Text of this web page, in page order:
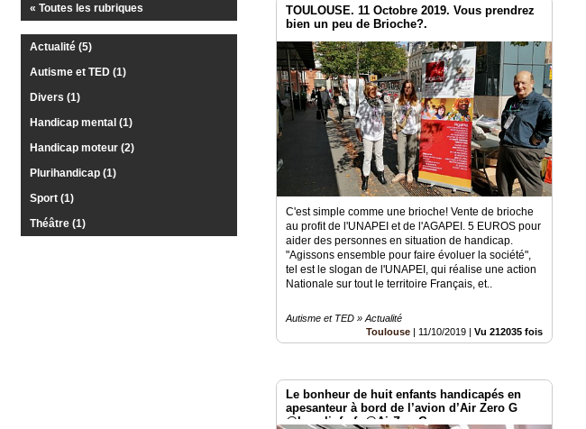
TvLocale
France
RUBRIQUES
Agenda
Gazette
Vidéos
« Toutes les rubriques
Actualité (5)
Autisme et TED (1)
Divers (1)
Handicap mental (1)
Handicap moteur (2)
Plurihandicap (1)
Sport (1)
Théâtre (1)
TOULOUSE. 11 Octobre 2019. Vous prendrez
bien un peu de Brioche?.
C'est simple comme une brioche! Vente de brioche
au profit de l'UNAPEI et de l'AGAPEI. 5 EUROS pour
aider des personnes en situation de handicap.
"Agissons ensemble pour faire évoluer la société",
tel est le slogan de l'UNAPEI, qui réalise une action
Nationale sur tout le territoire Français, et..
Autisme et TED » Actualité
Toulouse | 11/10/2019 |Vu 212035 fois
Le bonheur de huit enfants handicapés en
apesanteur à bord de l’avion d’Air Zero G
@Localinfo.fr @AirZeroG